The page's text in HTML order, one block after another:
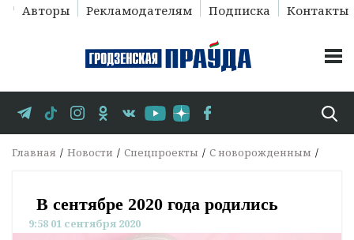
Авторы Рекламодателям Подписка Контакты
Главная Новости Спецпроекты С новорожденным
В сентябре 2020 года родились
9:58 01 сентября 2020